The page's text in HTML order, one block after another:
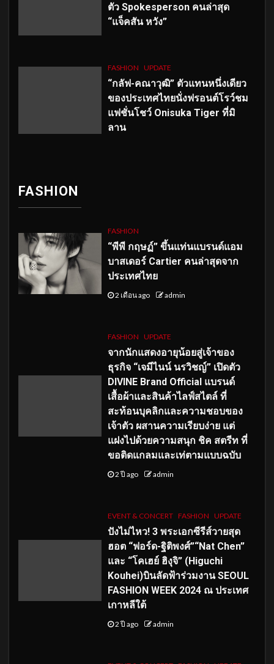
ตัว Spokesperson คนล่าสุด
“แจ็คสัน หวัง”
FASHION UPDATE
“กลัฟ-คณาวุฒิ” ตัวแทนหนึ่งเดียว
ของประเทศไทยนั่งฟรอนต์โรว์ชม
แฟชั่นโชว์ Onisuka Tiger ที่มิ
ลาน
FASHION
FASHION
“พีพี กฤษฏ์” ขึ้นแท่นแบรนด์แอม
บาสเดอร์ Cartier คนล่าสุดจาก
ประเทศไทย
2 เดือน ago admin
FASHION UPDATE
จากนักแสดงอายุน้อยสู่เจ้าของ
ธุรกิจ “เจมีไนน์ นรวิชญ์” เปิดตัว
DIVINE Brand Official แบรนด์
เสื้อผ้าและสินค้าไลฟ์สไตล์ ที่
สะท้อนบุคลิกและความชอบของ
เจ้าตัว ผสานความเรียบง่าย แต่
แฝงไปด้วยความสนุก ชิค สตรีท ที่
ขอติดแกลมและเท่ตามแบบฉบับ
2 ปี ago admin
EVENT & CONCERT FASHION UPDATE
ปังไม่ไหว! 3 พระเอกซีรีส์วายสุด
ฮอต “ฟอร์ด-ฐิติพงศ์”“Nat Chen”
และ “โคเฮย์ ฮิงุจิ” (Higuchi
Kouhei)บินลัดฟ้าร่วมงาน SEOUL
FASHION WEEK 2024 ณ ประเทศ
เกาหลีใต้
2 ปี ago admin